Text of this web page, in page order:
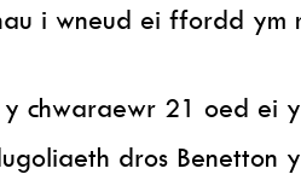
i wneud ei ffordd ym
chwaraewr 21 oed ei
dros Benetton